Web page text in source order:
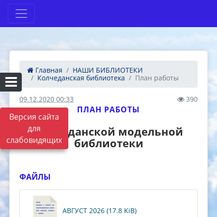
Версия сайта
для
слабовидящих
Главная
НАШИ БИБЛИОТЕКИ
Колчеданская библиотека
План работы
09.12.2020 00:33 390
ПЛАН РАБОТЫ
Колчеданской модельной
библиотеки
ФАЙЛЫ
АВГУСТ 2026 (17.8 KiB)